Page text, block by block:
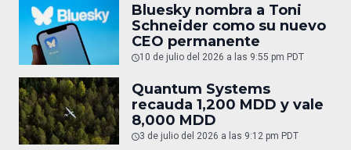
Bluesky nombra a Toni
Schneider como su nuevo
CEO permanente
10 de julio del 2026 a las 9:55 pm PDT
Quantum Systems
recauda 1,200 MDD y vale
8,000 MDD
3 de julio del 2026 a las 9:12 pm PDT